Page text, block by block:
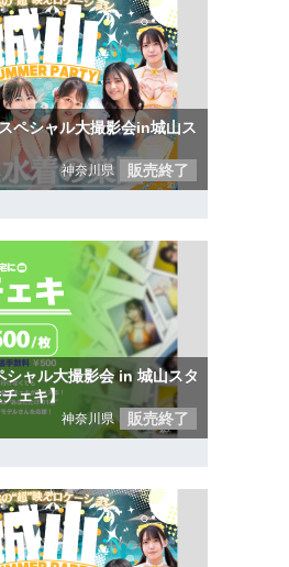
ペシャル大撮影会in城山ス
神奈川県 販売終了
シャル大撮影会 in 城山スタ
ェキ】
神奈川県 販売終了